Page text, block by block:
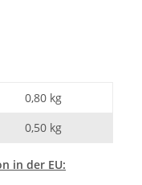
0,80 kg
0,50 kg
in der EU: